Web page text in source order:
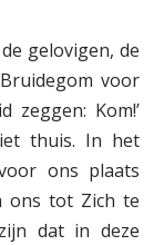
gelovigen, de
voor
zeggen: Kom!’
thuis. In het
ons plaats
ons tot Zich te
dat in deze